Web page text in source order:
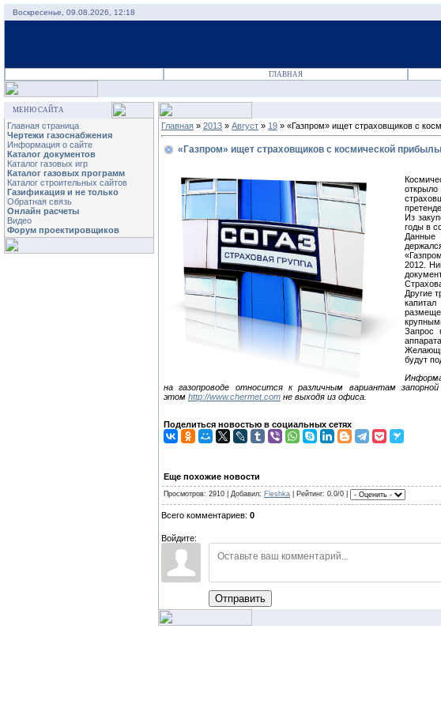
Воскресенье, 09.08.2026, 12:18
ГЛАВНАЯ
МЕНЮ САЙТА
Главная страница
Чертежи газоснабжения
Информация о сайте
Каталог документов
Каталог газовых игр
Каталог газовых программ
Каталог строительных сайтов
Газификация и не только
Обратная связь
Онлайн расчеты
Видео
Форум проектировщиков
Главная » 2013 » Август » 19 » «Газпром» ищет страховщиков с
«Газпром» ищет страховщиков с космической
открыло
Из
годы в
Данные
2012.
Другие
Запрос
будут
на газопроводе относится к различным вариантам
этом http://www.chermet.com не выходя из офиса.
Поделиться новостью в социальных сетях
Еще похожие новости
Просмотров: 2910 | Добавил: Fleshka | Рейтинг: 0.0/0 |
Всего комментариев: 0
Войдите:
Отправить